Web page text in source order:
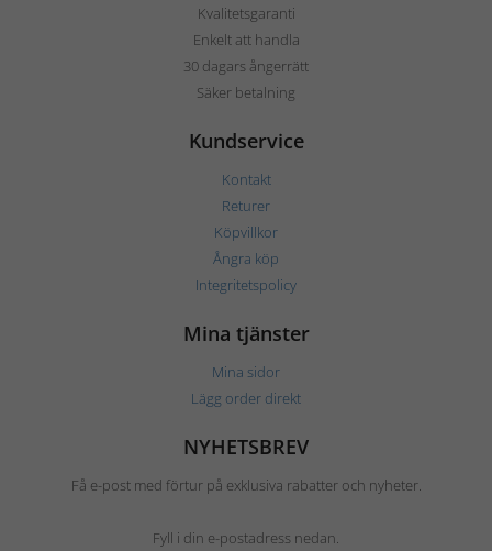
Kvalitetsgaranti
Enkelt att handla
30 dagars ångerrätt
Säker betalning
Kundservice
Kontakt
Returer
Köpvillkor
Ångra köp
Integritetspolicy
Mina tjänster
Mina sidor
Lägg order direkt
NYHETSBREV
Få e-post med förtur på exklusiva rabatter och nyheter.
Fyll i din e-postadress nedan.